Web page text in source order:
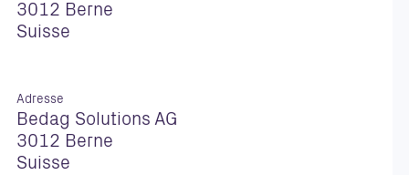
3012 Berne
Suisse
Adresse
Bedag Solutions AG
3012 Berne
Suisse